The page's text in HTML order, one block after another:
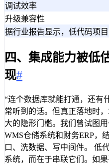
调试效率
升级兼容性
据行业报告显示，低代码项
四、集成能力被低
现#
“连个数据库就能打通，还有
常听到的话。但真正落地时
大的隐形门槛。我们曾试图
WMS仓储系统和财务ERP，
口、洗数据、写中间件。 低
系统，而在于串联它们。如